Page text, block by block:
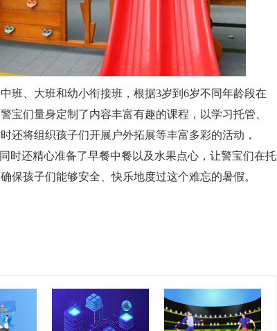
班、大班和幼小衔接班，根据3岁到6岁不同年龄段在
宝们量身定制了内容丰富有趣的课程，以学习托管、
还将组织孩子们开展户外拓展等丰富多彩的活动，
时还精心准备了早餐中餐以及水果点心，让警宝们在托
保孩子们能够安全、快乐地度过这个难忘的暑假。